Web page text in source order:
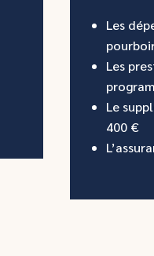
Les
Les
Le
400 €